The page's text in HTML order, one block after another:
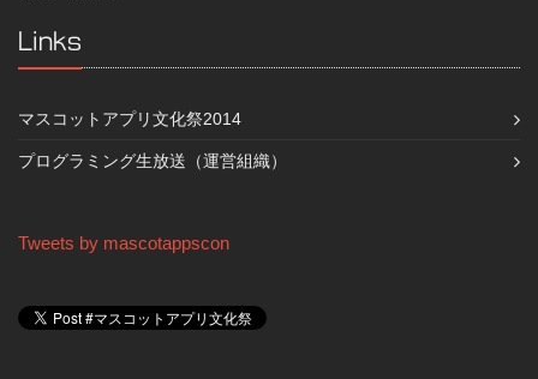
Links
マスコットアプリ文化祭2014
プログラミング生放送（運営組織）
Tweets by mascotappscon